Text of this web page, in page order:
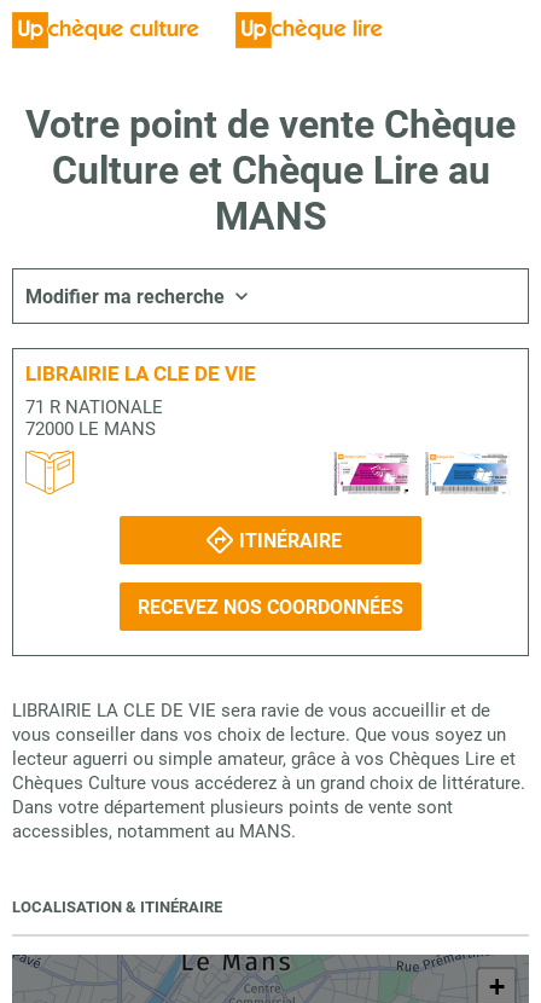
Votre point de vente Chèque
Culture et Chèque Lire au
MANS
Modifier ma recherche
LIBRAIRIE LA CLE DE VIE
71 R NATIONALE
72000 LE MANS
ITINÉRAIRE
RECEVEZ NOS COORDONNÉES
LIBRAIRIE LA CLE DE VIE sera ravie de vous accueillir et de
vous conseiller dans vos choix de lecture. Que vous soyez un
lecteur aguerri ou simple amateur, grâce à vos Chèques Lire et
Chèques Culture vous accéderez à un grand choix de littérature.
Dans votre département plusieurs points de vente sont
accessibles, notamment au MANS.
LOCALISATION & ITINÉRAIRE
+